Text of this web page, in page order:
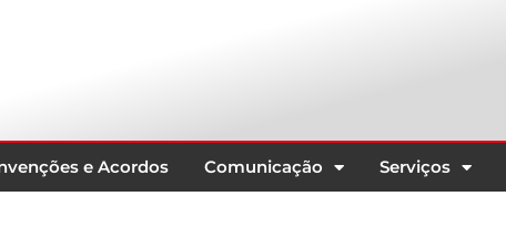
e Acordos Comunicação Serviços